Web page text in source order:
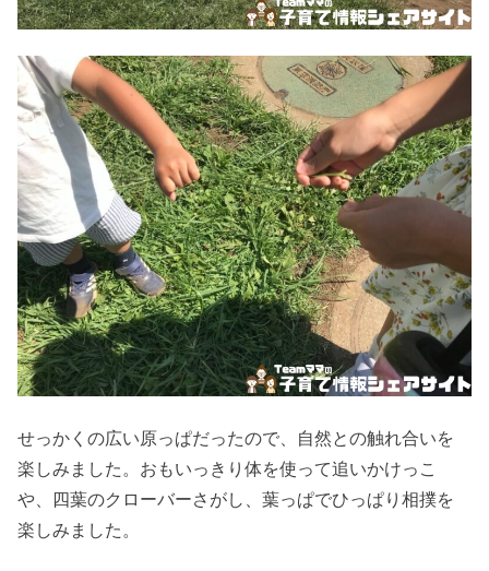
せっかくの広い原っぱだったので、自然との触れ合いを
楽しみました。 おもいっきり体を使って追いかけっこ
や、四葉のクローバーさがし、葉っぱでひっぱり相撲を
楽しみました。